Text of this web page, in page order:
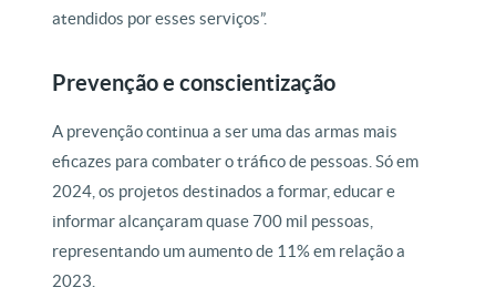
atendidos por esses serviços”.
Prevenção e conscientização
A prevenção continua a ser uma das armas mais
eficazes para combater o tráfico de pessoas. Só em
2024, os projetos destinados a formar, educar e
informar alcançaram quase 700 mil pessoas,
representando um aumento de 11% em relação a
2023.